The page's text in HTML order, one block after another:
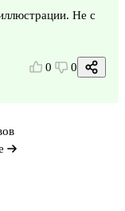
Не с
0 0